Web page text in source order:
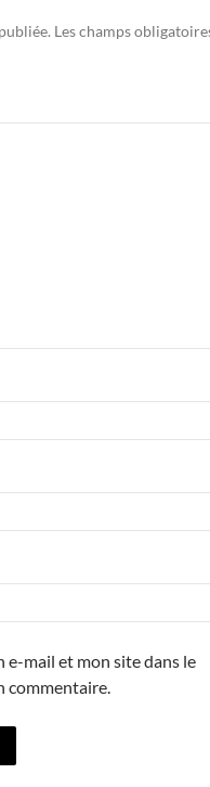
Les champs
e-mail et mon site dans le
commentaire.